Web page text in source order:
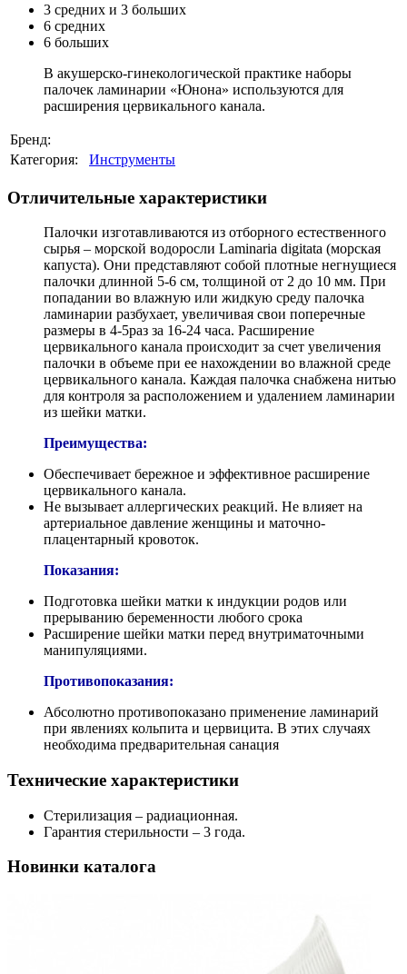
3 средних и 3 больших
6 средних
6 больших
В акушерско-гинекологической практике наборы
палочек ламинарии «Юнона» используются для
расширения цервикального канала.
Бренд:
Категория:
Инструменты
Отличительные характеристики
Палочки изготавливаются из отборного естественного
сырья – морской водоросли Laminaria digitata (морская
капуста). Они представляют собой плотные негнущиеся
палочки длинной 5-6 см, толщиной от 2 до 10 мм. При
попадании во влажную или жидкую среду палочка
ламинарии разбухает, увеличивая свои поперечные
размеры в 4-5раз за 16-24 часа. Расширение
цервикального канала происходит за счет увеличения
палочки в объеме при ее нахождении во влажной среде
цервикального канала. Каждая палочка снабжена нитью
для контроля за расположением и удалением ламинарии
из шейки матки.
Преимущества:
Обеспечивает бережное и эффективное расширение
цервикального канала.
Не вызывает аллергических реакций. Не влияет на
артериальное давление женщины и маточно-
плацентарный кровоток.
Показания:
Подготовка шейки матки к индукции родов или
прерыванию беременности любого срока
Расширение шейки матки перед внутриматочными
манипуляциями.
Противопоказания:
Абсолютно противопоказано применение ламинарий
при явлениях кольпита и цервицита. В этих случаях
необходима предварительная санация
Технические характеристики
Стерилизация – радиационная.
Гарантия стерильности – 3 года.
Новинки каталога